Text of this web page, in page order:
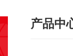
产品中